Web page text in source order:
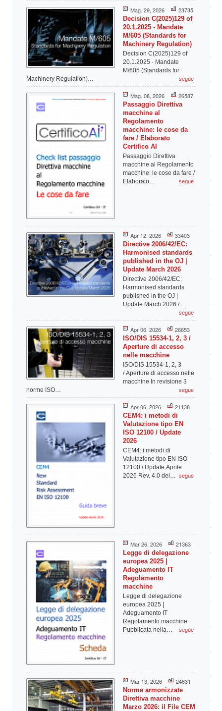
Mag. 29, 2026 23735
Decision C(2025)129 of
20.1.2025 - Mandate
M/605 (Standards for
Machinery Regulation)
Decision C(2025)129 of
20.1.2025 - Mandate
M/605 (Standards for
Machinery Regulation)…
segue
Mag. 08, 2026 26587
Passaggio Direttiva
macchine al
Regolamento
macchine: le cose da
fare / Elaborato
Certifico AI
Passaggio Direttiva
macchine al Regolamento
macchine: le cose da fare /
Elaborato…
segue
Apr 12, 2026 33403
Directive 2006/42/EC:
Harmonised standards
published in the OJ |
Update March 2026
Directive 2006/42/EC:
Harmonised standards
published in the OJ |
Update March 2026 /…
segue
Apr 06, 2026 26653
ISO/DIS 15534-1, 2, 3 /
Aperture di accesso
nelle macchine
ISO/DIS 15534-1, 2, 3
/ Aperture di accesso nelle
macchine In revisione 3
norme ISO…
segue
Apr 06, 2026 21138
CEM4: i metodi di
Valutazione tipo EN
ISO 12100 / Update
2026
CEM4: i metodi di
Valutazione tipo EN ISO
12100 / Update Aprile
2026 Rev. 4.0 del… segue
Mar 26, 2026 21363
Legge di delegazione
europea 2025 |
Adeguamento IT
Regolamento
macchine
Legge di delegazione
europea 2025 |
Adeguamento IT
Regolamento macchine
Pubblicata nella…
segue
Mar 13, 2026 24631
Norme armonizzate
Direttiva macchine
Marzo 2026: il File CEM